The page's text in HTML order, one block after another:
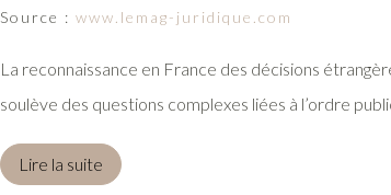
Source : www.lemag-juridique.com
La reconnaissance en France des décisions
soulève des questions complexes liées à l’ordre
Lire la suite